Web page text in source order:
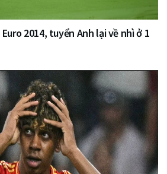
2014, tuyển Anh lại về nhì ở 1